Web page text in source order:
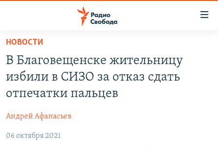
упрощенного
доступа
Вернуться
основному
Вернутся
ПОДКАСТЫ
МНЕНИЯ
КУЛЬТУРА
НОВОСТИ
В Благовещенске жительницу
избили в СИЗО за отказ сдать
отпечатки пальцев
Андрей Афанасьев
06 октября 2021